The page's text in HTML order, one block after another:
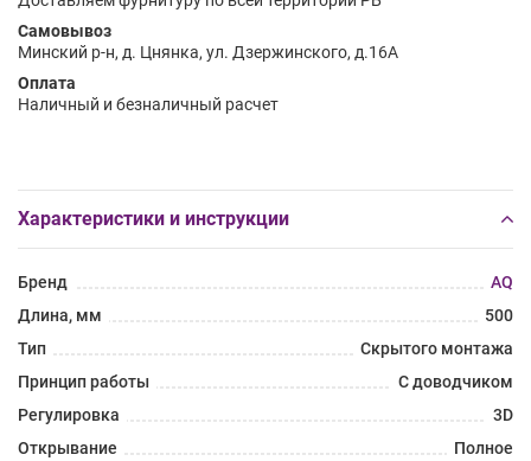
Самовывоз
Минский р-н, д. Цнянка, ул. Дзержинского, д.16А
Оплата
Наличный и безналичный расчет
Характеристики и инструкции
Бренд
AQ
Длина, мм
500
Тип
Скрытого монтажа
Принцип работы
С доводчиком
Регулировка
3D
Открывание
Полное